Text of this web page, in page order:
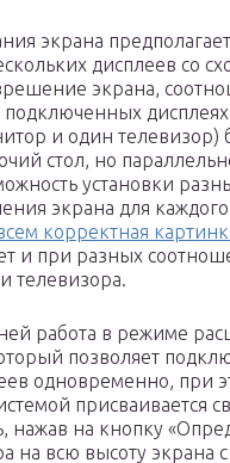
экрана предполагает
дисплеев со
экрана,
подключенных
и один телевизор)
стол, но
установки
экрана для каждого
корректная
и при разных
телевизора.
работа в режиме
позволяет
одновременно, при
присваивается
нажав на кнопку
на всю высоту экрана